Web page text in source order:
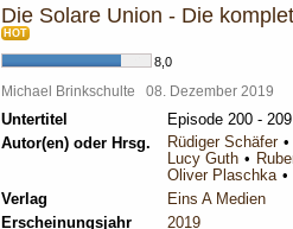
Die Solare Union - Die
HOT
8,0
Michael Brinkschulte 08. Dezember 2019
Untertitel
Episode 200 - 209
Autor(en) oder Hrsg.
Rüdiger Schäfer
Lucy Guth
Oliver Plaschka
Verlag
Eins A Medien
Erscheinungsjahr
2019